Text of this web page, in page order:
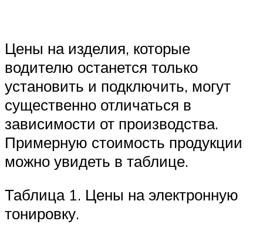
Цены на изделия, которые
водителю останется только
установить и подключить, могут
существенно отличаться в
зависимости от производства.
Примерную стоимость продукции
можно увидеть в таблице.
Таблица 1. Цены на электронную
тонировку.